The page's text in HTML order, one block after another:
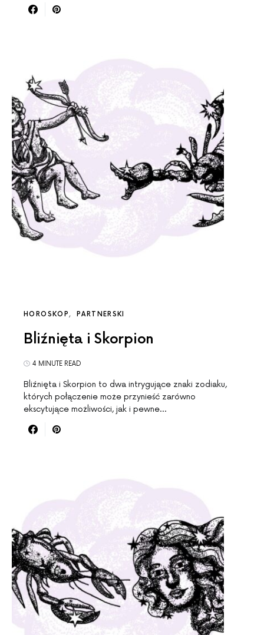
HOROSKOP PARTNERSKI
Bliźnięta i Skorpion
4 MINUTE READ
Bliźnięta i Skorpion to dwa intrygujące znaki zodiaku,
których połączenie może przynieść zarówno
ekscytujące możliwości, jak i pewne…